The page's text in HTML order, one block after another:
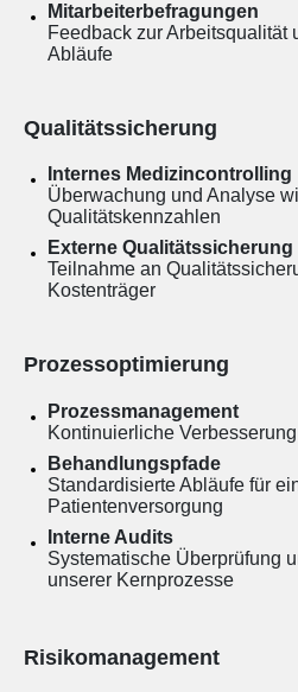
Mitarbeiterbefragungen
Feedback zur Arbeitsqualität
Abläufe
Qualitätssicherung
Internes Medizincontrolling
Überwachung und Analyse
Qualitätskennzahlen
Externe Qualitätssicherung
Teilnahme an
Kostenträger
Prozessoptimierung
Prozessmanagement
Kontinuierliche
Behandlungspfade
Standardisierte Abläufe für
Patientenversorgung
Interne Audits
Systematische Überprüfung
unserer Kernprozesse
Risikomanagement